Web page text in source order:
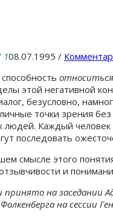
108.07.1995 /
этой негативной
безусловно,
точки зрения
людей. Каждый
последовать
смысле этого
и
на заседании
на сессии